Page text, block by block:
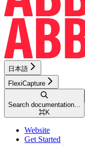
日本語
FlexiCapture
Search documentation...
⌘K
Website
Get Started